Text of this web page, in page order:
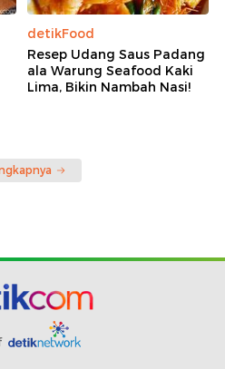
detikFood
Resep Udang Saus Padang
ala Warung Seafood Kaki
Lima, Bikin Nambah Nasi!